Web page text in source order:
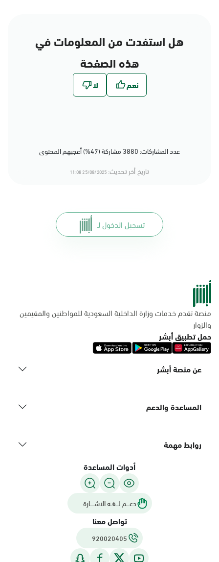
هل استفدت من المعلومات في
هذه الصفحة
عدد المشاركات: 3880 مشاركة (47%) أعجبهم المحتوى
تاريخ أخر تحديث: 25/08/2025 11:08
تسجيل الدخول لـ
منصة تقدم خدمات وزارة الداخلية السعودية للمواطنين والمقيمين
والزوار
حمل تطبيق أبشر
عن منصة أبشر
المساعدة والدعم
روابط مهمة
أدوات المساعدة
دعـــم لـــغـة الاشــــارة
تواصل معنا
920020405